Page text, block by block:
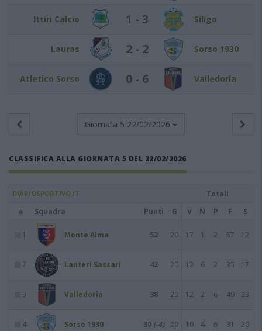
Ittiri Calcio 1 - 3 Siligo
Lauras 2 - 2 Sorso 1930
Atletico Sorso 0 - 6 Valledoria
Giornata 5 22/02/2026
CLASSIFICA ALLA GIORNATA 5 DEL 22/02/2026
DIARIOSPORTIVO.IT
Totali
#
Squadra Punti G V N P F S
1 Monte Alma 52 20 17 1 2 57 12
2 Lanteri Sassari 42 20 12 6 2 35 17
3 Valledoria 38 20 12 2 6 49 23
4 Sorso 1930 30 (-4) 20 10 4 6 31 20